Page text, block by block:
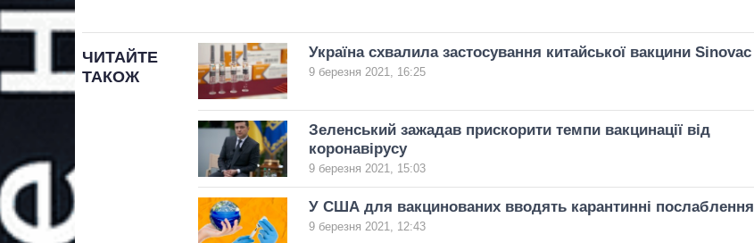
ЧИТАЙТЕ
ТАКОЖ
Україна схвалила застосування китайської вакцини Sinovac
9 березня 2021, 16:25
Зеленський зажадав прискорити темпи вакцинації від
коронавірусу
9 березня 2021, 15:03
У США для вакцинованих вводять карантинні послаблення
9 березня 2021, 12:43